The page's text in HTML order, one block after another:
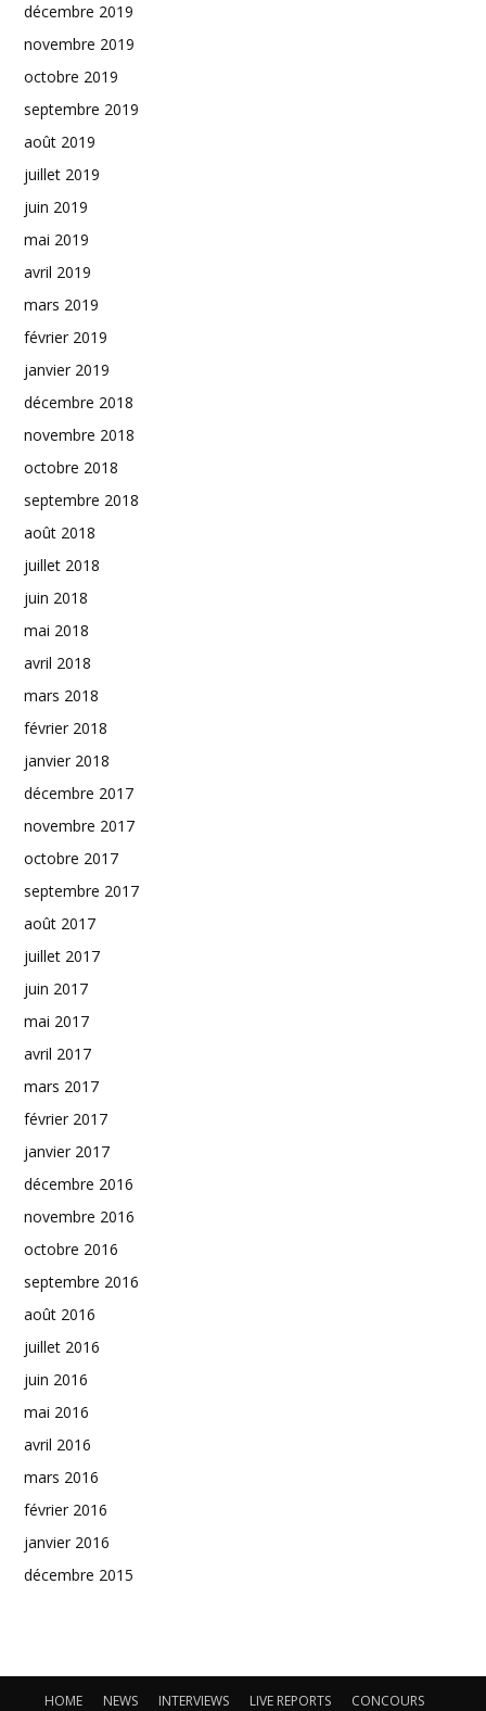
décembre 2019
novembre 2019
octobre 2019
septembre 2019
août 2019
juillet 2019
juin 2019
mai 2019
avril 2019
mars 2019
février 2019
janvier 2019
décembre 2018
novembre 2018
octobre 2018
septembre 2018
août 2018
juillet 2018
juin 2018
mai 2018
avril 2018
mars 2018
février 2018
janvier 2018
décembre 2017
novembre 2017
octobre 2017
septembre 2017
août 2017
juillet 2017
juin 2017
mai 2017
avril 2017
mars 2017
février 2017
janvier 2017
décembre 2016
novembre 2016
octobre 2016
septembre 2016
août 2016
juillet 2016
juin 2016
mai 2016
avril 2016
mars 2016
février 2016
janvier 2016
décembre 2015
HOME NEWS INTERVIEWS LIVE REPORTS CONCOURS